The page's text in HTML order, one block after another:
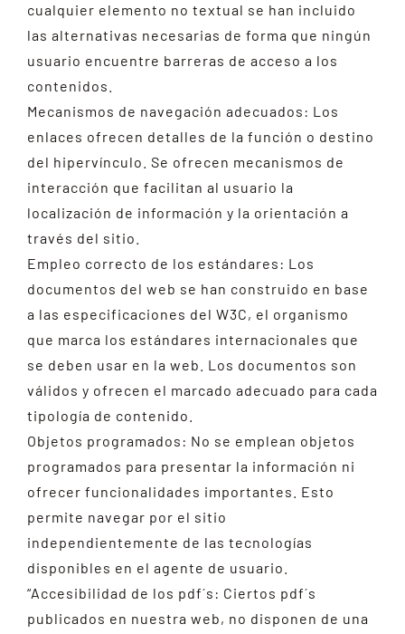
cualquier elemento no textual se han incluido
las alternativas necesarias de forma que ningún
usuario encuentre barreras de acceso a los
contenidos.
Mecanismos de navegación adecuados: Los
enlaces ofrecen detalles de la función o destino
del hipervínculo. Se ofrecen mecanismos de
interacción que facilitan al usuario la
localización de información y la orientación a
través del sitio.
Empleo correcto de los estándares: Los
documentos del web se han construido en base
a las especificaciones del W3C, el organismo
que marca los estándares internacionales que
se deben usar en la web. Los documentos son
válidos y ofrecen el marcado adecuado para cada
tipología de contenido.
Objetos programados: No se emplean objetos
programados para presentar la información ni
ofrecer funcionalidades importantes. Esto
permite navegar por el sitio
independientemente de las tecnologías
disponibles en el agente de usuario.
“Accesibilidad de los pdf´s: Ciertos pdf´s
publicados en nuestra web, no disponen de una